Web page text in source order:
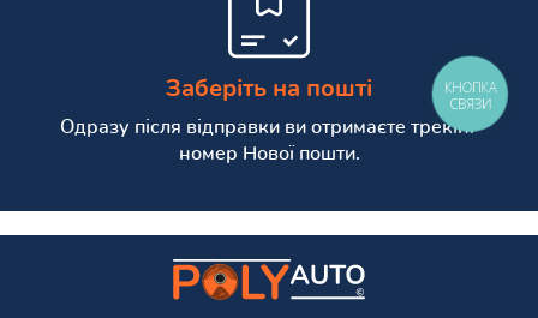
Заберіть на пошті
Одразу після відправки ви отримаєте трекінг
номер Нової пошти.
КНОПКА
СВЯЗИ